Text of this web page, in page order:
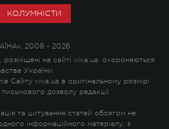
КОЛУМНІСТИ
2008 - 2026
розміщені на сайті viva.ua, охороняються
України.
Сайту viva.ua в оригінальному розмірі
дозволу редакції
та цитування статей обсягом не
інформаційного матеріалу, з